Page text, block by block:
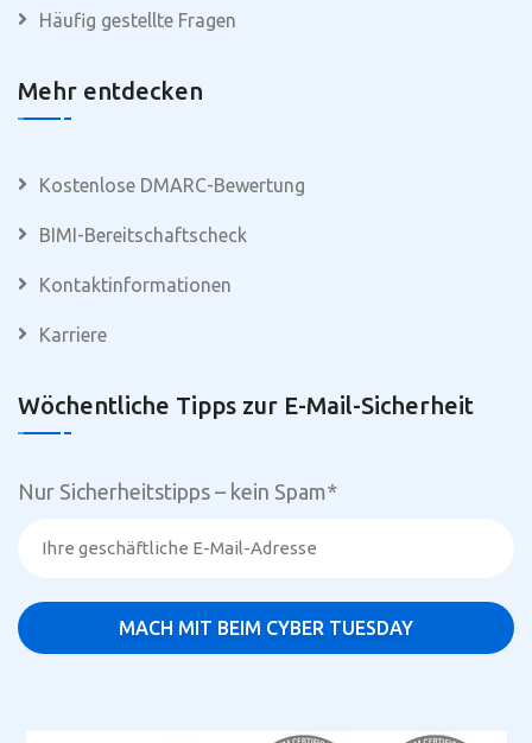
Häufig gestellte Fragen
Mehr entdecken
Kostenlose DMARC-Bewertung
BIMI-Bereitschaftscheck
Kontaktinformationen
Karriere
Wöchentliche Tipps zur E-Mail-Sicherheit
Nur Sicherheitstipps – kein Spam*